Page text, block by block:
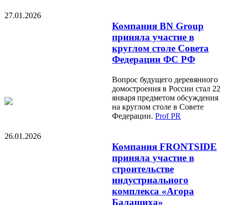
27.01.2026
Компания BN Group
приняла участие в
круглом столе Совета
Федерации ФС РФ
Вопрос будущего деревянного
домостроения в России стал 22
января предметом обсуждения
на круглом столе в Совете
Федерации. Prof PR
26.01.2026
Компания FRONTSIDE
приняла участие в
строительстве
индустриального
комплекса «Агора
Балашиха»